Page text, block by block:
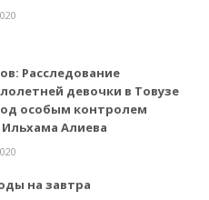
Расследование
девочки в Товузе
особым контролем
Алиева
на завтра